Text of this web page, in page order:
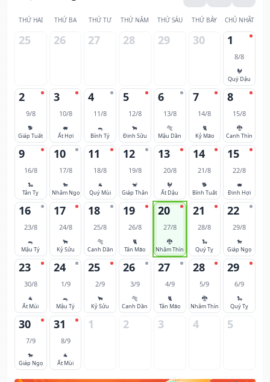
THỨ HAI THỨ BA THỨ TƯ THỨ NĂM THỨ SÁU THỨ BẢY CHỦ NHẬT
25 26 27 28 29 30 1
8/8
🐓
Quý Dậu
2
9/8
🐕
Giáp Tuất
3
10/8
🐖
Ất Hợi
4
11/8
🐀
Bính Tý
5
12/8
🐂
Đinh Sửu
6
13/8
🐅
Mậu Dần
7
14/8
🐈
Kỷ Mão
8
15/8
🐉
Canh Thìn
9
16/8
🐍
Tân Tỵ
10
17/8
🐎
Nhâm Ngọ
11
18/8
🐐
Quý Mùi
12
19/8
🐒
Giáp Thân
13
20/8
🐓
Ất Dậu
14
21/8
🐕
Bính Tuất
15
22/8
🐖
Đinh Hợi
16
23/8
🐀
Mậu Tý
17
24/8
🐂
Kỷ Sửu
18
25/8
🐅
Canh Dần
19
26/8
🐈
Tân Mão
20
27/8
🐉
Nhâm Thìn
21
28/8
🐍
Quý Tỵ
22
29/8
🐎
Giáp Ngọ
23
30/8
🐐
Ất Mùi
24
1/9
🐀
Mậu Tý
25
2/9
🐂
Kỷ Sửu
26
3/9
🐅
Canh Dần
27
4/9
🐈
Tân Mão
28
5/9
🐉
Nhâm Thìn
29
6/9
🐍
Quý Tỵ
30
7/9
🐎
Giáp Ngọ
31
8/9
🐐
Ất Mùi
1 2 3 4 5